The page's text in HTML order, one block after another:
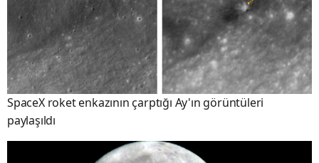
SpaceX roket enkazının çarptığı Ay'ın görüntüleri
paylaşıldı